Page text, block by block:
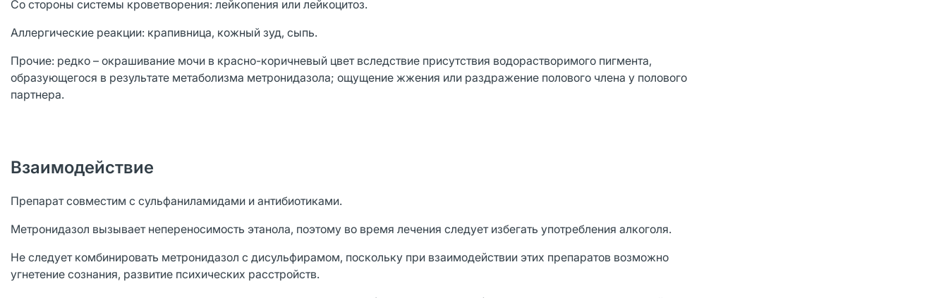
Со стороны системы кроветворения: лейкопения или лейкоцитоз.
Аллергические реакции: крапивница, кожный зуд, сыпь.
Прочие: редко – окрашивание мочи в красно-коричневый цвет вследствие присутствия водорастворимого пигмента,
образующегося в результате метаболизма метронидазола; ощущение жжения или раздражение полового члена у полового
партнера.
Взаимодействие
Препарат совместим с сульфаниламидами и антибиотиками.
Метронидазол вызывает непереносимость этанола, поэтому во время лечения следует избегать употребления алкоголя.
Не следует комбинировать метронидазол с дисульфирамом, поскольку при взаимодействии этих препаратов возможно
угнетение сознания, развитие психических расстройств.